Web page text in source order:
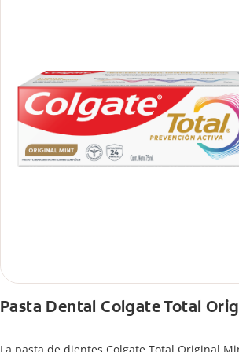
Pasta Dental Colgate Total